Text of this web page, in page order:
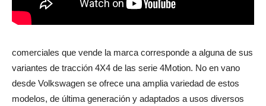
comerciales que vende la marca corresponde a alguna de sus
variantes de tracción 4X4 de las serie 4Motion. No en vano
desde Volkswagen se ofrece una amplia variedad de estos
modelos, de última generación y adaptados a usos diversos